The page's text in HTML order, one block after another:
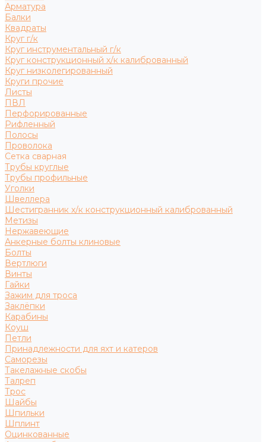
Арматура
Балки
Квадраты
Круг г/к
Круг инструментальный г/к
Круг конструкционный х/к калиброванный
Круг низколегированный
Круги прочие
Листы
ПВЛ
Перфорированные
Рифленный
Полосы
Проволока
Сетка сварная
Трубы круглые
Трубы профильные
Уголки
Швеллера
Шестигранник х/к конструкционный калиброванный
Метизы
Нержавеющие
Анкерные болты клиновые
Болты
Вертлюги
Винты
Гайки
Зажим для троса
Заклёпки
Карабины
Коуш
Петли
Принадлежности для яхт и катеров
Саморезы
Такелажные скобы
Талреп
Трос
Шайбы
Шпильки
Шплинт
Оцинкованные